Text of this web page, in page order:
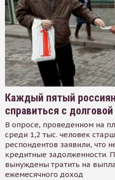
Каждый пятый
справиться с долговой
В опросе, проведенном на
среди 1,2 тыс. человек
респондентов заявили, что
кредитные задолженности.
вынуждены тратить на
ежемесячного доход